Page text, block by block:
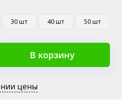
30 шт 40 шт 50 шт
В корзину
цены